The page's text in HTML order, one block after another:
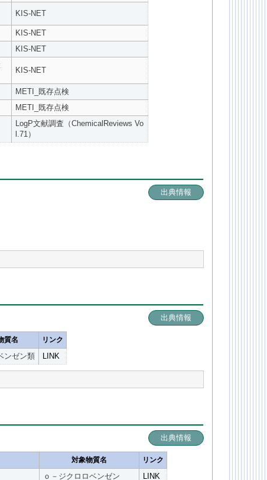
KIS-NET
KIS-NET
KIS-NET
KIS-NET
METI_既存点検
METI_既存点検
LogP文献調査（ChemicalReviews Vo
l.71）
出典情報
出典情報
質名 リンク
ンゼン類 LINK
出典情報
対象物質名 リンク
ｏ－ジクロロベンゼン
LINK